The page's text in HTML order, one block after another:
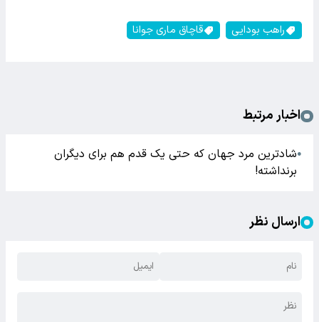
راهب بودایی قاچاق ماری جوانا
اخبار مرتبط
●شادترین مرد جهان که حتی یک قدم هم برای دیگران
برنداشته!
ارسال نظر